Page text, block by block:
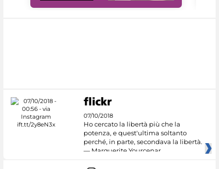
07/10/2018
Ho cercato la libertà più che la
potenza, e quest'ultima soltanto
perché, in parte, secondava la libertà.
— Marguerite Yourcenar